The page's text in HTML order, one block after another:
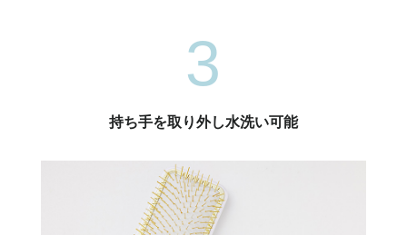
3
持ち手を取り外し水洗い可能